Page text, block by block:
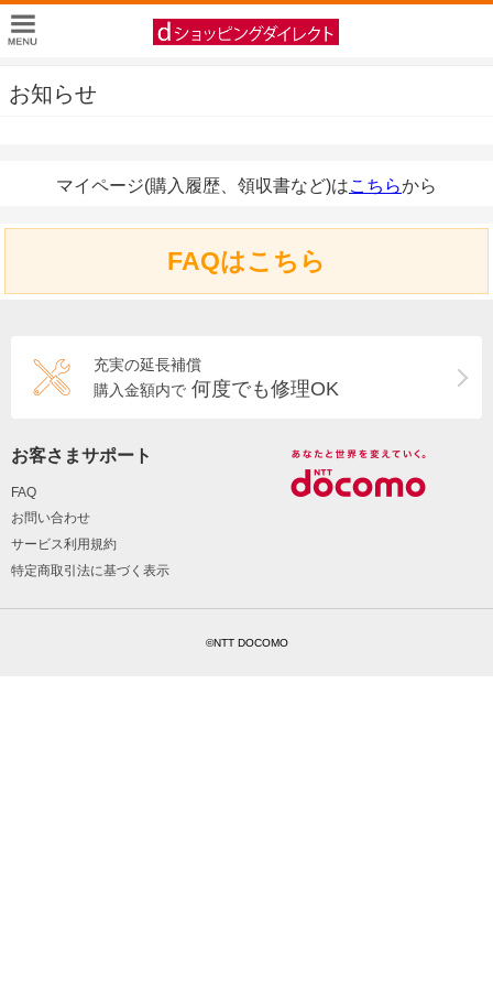
お知らせ
マイページ(購入履歴、領収書など)はこちらから
FAQはこちら
充実の延長補償
購入金額内で 何度でも修理OK
お客さまサポート
FAQ
お問い合わせ
サービス利用規約
特定商取引法に基づく表示
©NTT DOCOMO